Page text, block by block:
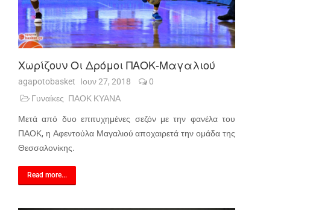
Χωρίζουν Οι Δρόμοι ΠΑΟΚ-Μαγαλιού
agapotobasket Ιουν 27, 2018
0
Γυναίκες ΠΑΟΚ ΚΥΑΝΑ
Μετά από δυο επιτυχημένες σεζόν με την φανέλα του
ΠΑΟΚ, η Αφεντούλα Μαγαλιού αποχαιρετά την ομάδα της
Θεσσαλονίκης.
Read more...